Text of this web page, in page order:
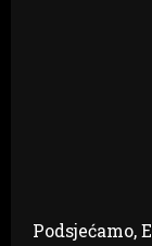
Podsjećamo,